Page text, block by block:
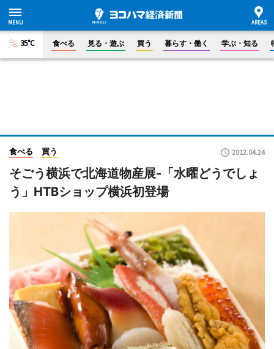
35°C 食べる 見る・遊ぶ 買う 暮らす・働く 学ぶ・知る
食べる 買う 2012.04.24
そごう横浜で北海道物産展-「水曜どうでしょ
う」HTBショップ横浜初登場